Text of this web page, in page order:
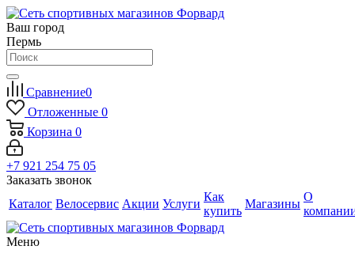
Ваш город
Пермь
Сравнение0
Отложенные 0
Корзина 0
+7 921 254 75 05
Заказать звонок
Каталог Велосервис Акции Услуги
Как
купить
Магазины
О
Меню